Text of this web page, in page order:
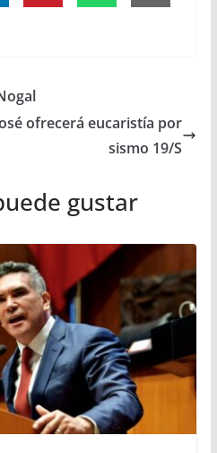
ofrecerá eucaristía por
sismo 19/S
gustar